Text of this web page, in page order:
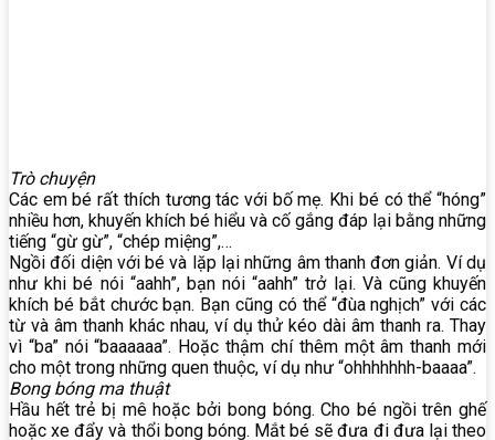
Trò chuyện
Các em bé rất thích tương tác với bố mẹ. Khi bé có thể “hóng”
nhiều hơn, khuyến khích bé hiểu và cố gắng đáp lại bằng những
tiếng “gừ gừ”, “chép miệng”,…
Ngồi đối diện với bé và lặp lại những âm thanh đơn giản. Ví dụ
như khi bé nói “aahh”, bạn nói “aahh” trở lại. Và cũng khuyến
khích bé bắt chước bạn. Bạn cũng có thể “đùa nghịch” với các
từ và âm thanh khác nhau, ví dụ thử kéo dài âm thanh ra. Thay
vì “ba” nói “baaaaaa”. Hoặc thậm chí thêm một âm thanh mới
cho một trong những quen thuộc, ví dụ như “ohhhhhhh-baaaa”.
Bong bóng ma thuật
Hầu hết trẻ bị mê hoặc bởi bong bóng. Cho bé ngồi trên ghế
hoặc xe đẩy và thổi bong bóng. Mắt bé sẽ đưa đi đưa lại theo